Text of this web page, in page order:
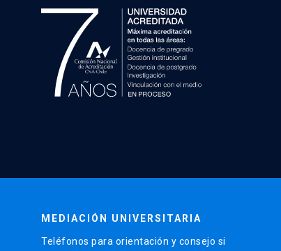
MEDIACIÓN UNIVERSITARIA
Teléfonos para orientación y consejo si